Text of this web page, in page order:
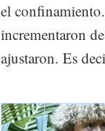
el
incrementaron
ajustaron. Es